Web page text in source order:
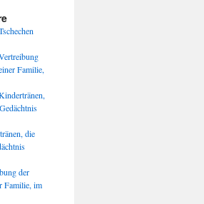
Familie,
die
der
Familie, im